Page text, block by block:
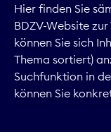
Hier finden Sie
BDZV-Website
können Sie sich
Thema sortiert)
Suchfunktion in
können Sie